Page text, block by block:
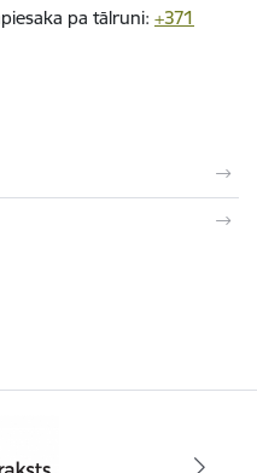
pa tālruni: +371